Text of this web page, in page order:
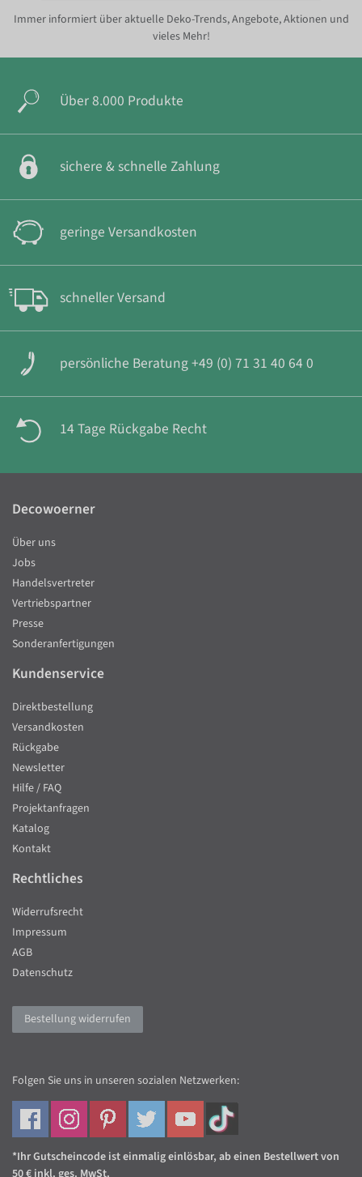
Immer informiert über aktuelle Deko-Trends, Angebote, Aktionen und
vieles Mehr!
Über 8.000 Produkte
sichere & schnelle Zahlung
geringe Versandkosten
schneller Versand
persönliche Beratung +49 (0) 71 31 40 64 0
14 Tage Rückgabe Recht
Decowoerner
Über uns
Jobs
Handelsvertreter
Vertriebspartner
Presse
Sonderanfertigungen
Kundenservice
Direktbestellung
Versandkosten
Rückgabe
Newsletter
Hilfe / FAQ
Projektanfragen
Katalog
Kontakt
Rechtliches
Widerrufsrecht
Impressum
AGB
Datenschutz
Bestellung widerrufen
Folgen Sie uns in unseren sozialen Netzwerken:
*Ihr Gutscheincode ist einmalig einlösbar, ab einen Bestellwert von
50 € inkl. ges. MwSt.